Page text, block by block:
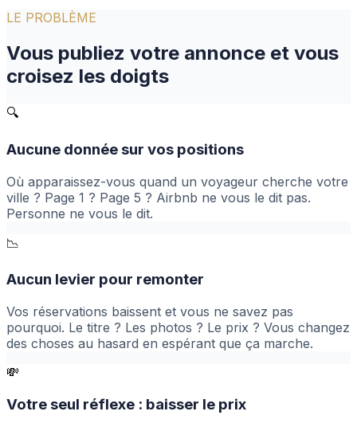
LE PROBLÈME
Vous publiez votre annonce et vous
croisez les doigts
🔍
Aucune donnée sur vos positions
Où apparaissez-vous quand un voyageur cherche votre
ville ? Page 1 ? Page 5 ? Airbnb ne vous le dit pas.
Personne ne vous le dit.
📉
Aucun levier pour remonter
Vos réservations baissent et vous ne savez pas
pourquoi. Le titre ? Les photos ? Le prix ? Vous changez
des choses au hasard en espérant que ça marche.
💸
Votre seul réflexe : baisser le prix